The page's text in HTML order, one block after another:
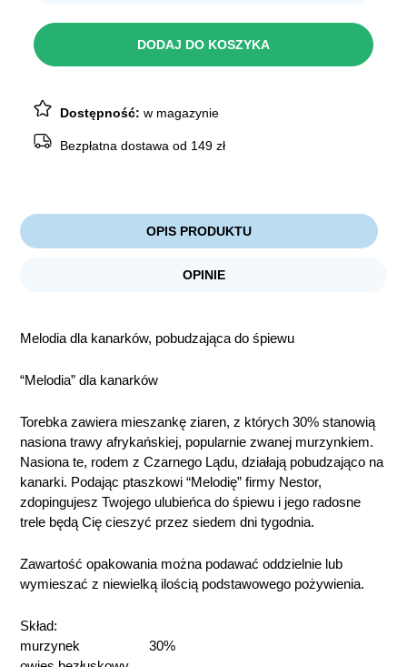
kanarka
DODAJ DO KOSZYKA
Dostępność:w magazynie
Bezpłatna dostawa od 149 zł
OPIS PRODUKTU
OPINIE
Melodia dla kanarków, pobudzająca do śpiewu
“Melodia” dla kanarków
Torebka zawiera mieszankę ziaren, z których 30% stanowią
nasiona trawy afrykańskiej, popularnie zwanej murzynkiem.
Nasiona te, rodem z Czarnego Lądu, działają pobudzająco na
kanarki. Podając ptaszkowi “Melodię” firmy Nestor,
zdopingujesz Twojego ulubieńca do śpiewu i jego radosne
trele będą Cię cieszyć przez siedem dni tygodnia.
Zawartość opakowania można podawać oddzielnie lub
wymieszać z niewielką ilością podstawowego pożywienia.
Skład:
murzynek 30%